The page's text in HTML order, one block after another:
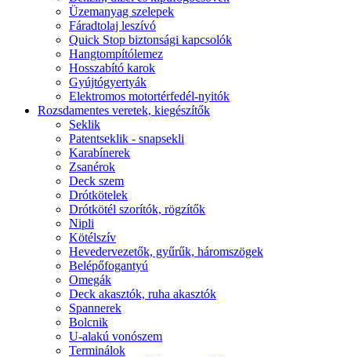
Üzemanyag szelepek
Fáradtolaj leszívó
Quick Stop biztonsági kapcsolók
Hangtompítólemez
Hosszabító karok
Gyújtógyertyák
Elektromos motortérfedél-nyitók
Rozsdamentes veretek, kiegészítők
Seklik
Patentseklik - snapsekli
Karabínerek
Zsanérok
Deck szem
Drótkötelek
Drótkötél szorítók, rögzítők
Nipli
Kötélszív
Hevedervezetők, gyűrűk, háromszögek
Belépőfogantyú
Omegák
Deck akasztók, ruha akasztók
Spannerek
Bolcnik
U-alakú vonószem
Terminálok